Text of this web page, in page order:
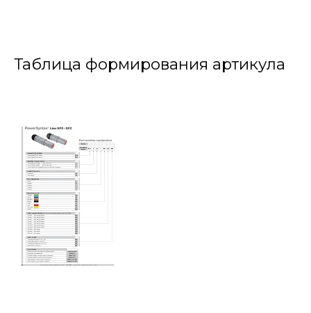
Таблица формирования артикула